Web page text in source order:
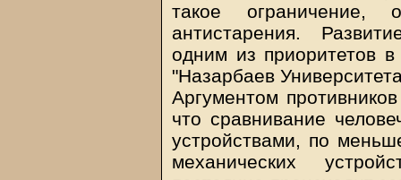
такое ограничение,
антистарения.
одним из приоритетов
"Назарбаев
Аргументом
что сравнивание
устройствами, по
механических